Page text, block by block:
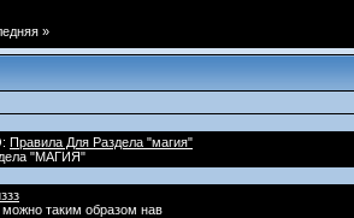
»
Правила Для Раздела "магия"
"МАГИЯ"
таким образом нав